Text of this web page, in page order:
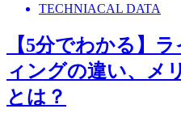
TECHNIACAL DATA
【5分でわかる】
ィングの違い、メ
とは？